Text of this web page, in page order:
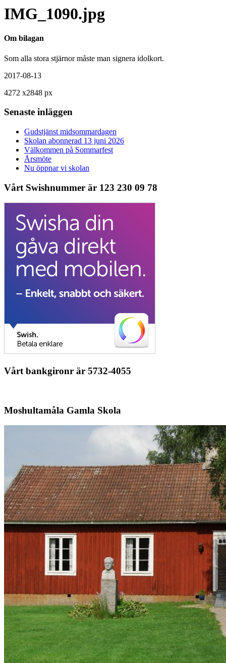
IMG_1090.jpg
Om bilagan
Som alla stora stjärnor måste man signera idolkort.
2017-08-13
4272 x2848 px
Senaste inläggen
Gudstjänst midsommardagen
Skolan abonnerad 13 juni 2026
Välkommen på Sommarfest
Årsmöte
Nu öppnar vi skolan
Vårt Swishnummer är 123 230 09 78
Vårt bankgironr är 5732-4055
Moshultamåla Gamla Skola